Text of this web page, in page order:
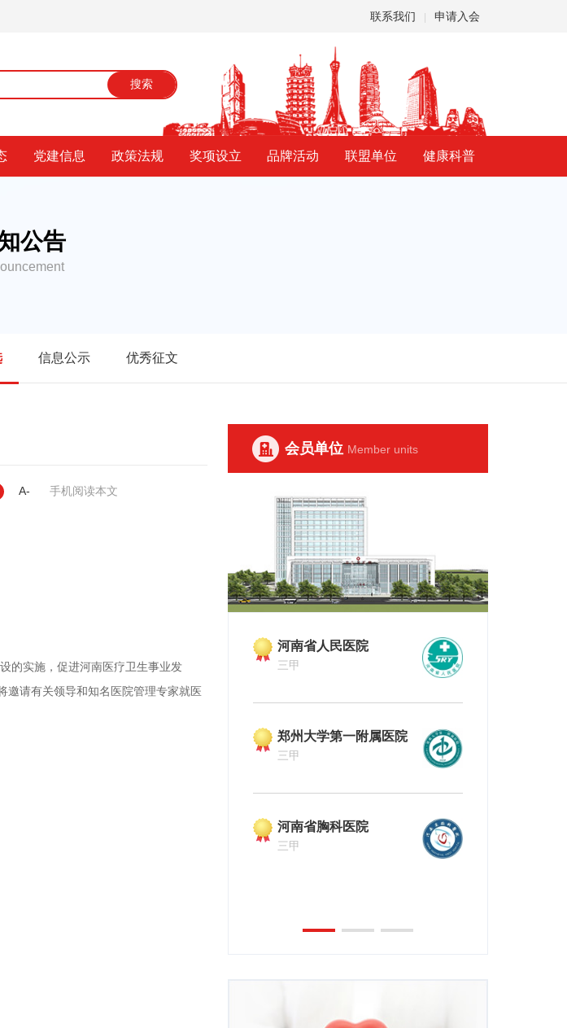
联系我们 申请入会
搜索
党建信息 政策法规 奖项设立 品牌活动 联盟单位 健康科普
公告
信息公示 优秀征文
A- 手机阅读本文
的实施，促进河南医疗卫生事业发
邀请有关领导和知名医院管理专家就医
会员单位 Member units
河南省人民医院
三甲
郑州大学第一附属医院
三甲
河南省胸科医院
三甲